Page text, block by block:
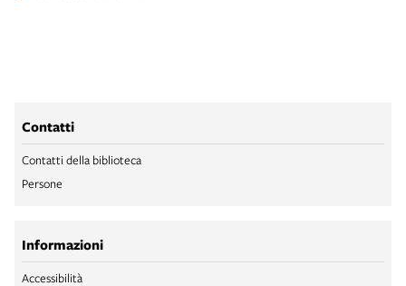
Contatti
Contatti della biblioteca
Persone
Informazioni
Accessibilità